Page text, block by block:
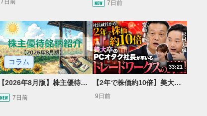
7日前 7日前
コラム
【2026年8月版】株主優待銘柄紹介
7日前
33:21
【2年で株価約10倍】美大卒の元バンドマン社長が率いるビル・ゲイツも驚いたトレードワークスとは【Presented by トレードワークス】
9日前